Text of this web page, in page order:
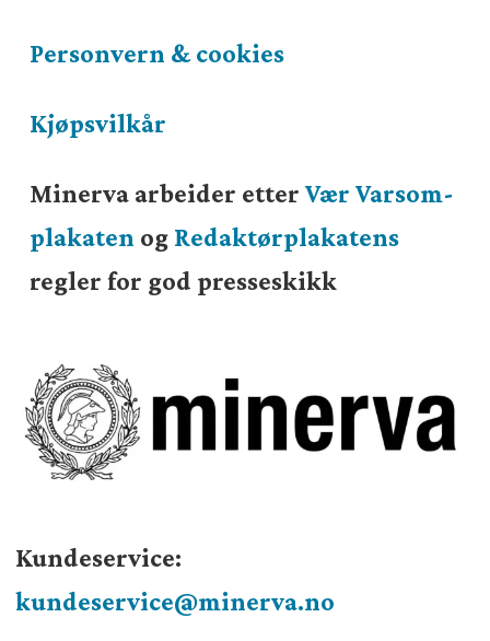
Personvern & cookies
Kjøpsvilkår
Minerva arbeider etterVær Varsom-
plakaten og Redaktørplakatens
regler for god presseskikk
Kundeservice:
kundeservice@minerva.no